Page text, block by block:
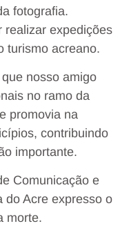
fotografia.
realizar expedições
turismo acreano.
nosso amigo
no ramo da
promovia na
contribuindo
importante.
Comunicação e
do Acre expresso o
morte.